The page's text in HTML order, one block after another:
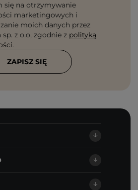
się na otrzymywanie
marketingowych i
moich danych przez
sp. z o.o, zgodnie z polityką
.
ZAPISZ SIĘ